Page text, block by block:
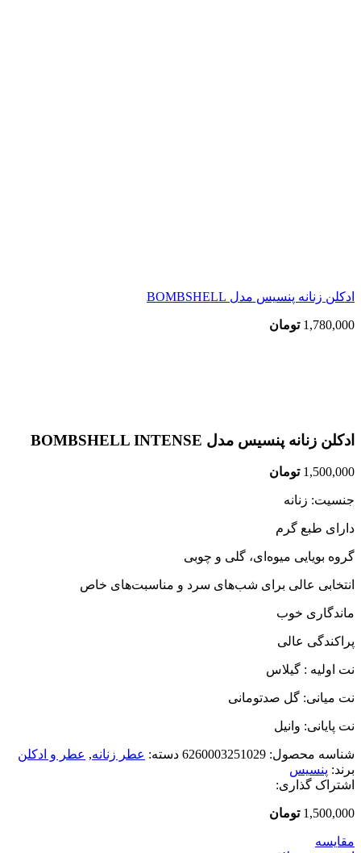
ادکلن زنانه پنسیس مدل BOMBSHELL
1,780,000 تومان
ادکلن زنانه پنسیس مدل BOMBSHELL INTENSE
1,500,000 تومان
جنسیت: زنانه
دارای طبع گرم
گروه بویایی میوه‌ای، گلی و چوبی
انتخابی عالی برای شب‌های سرد و مناسبت‌های خاص
ماندگاری خوب
پراکندگی عالی
نت اولیه : گیلاس
نت میانی: گل صدتومانی
نت پایانی: وانیل
شناسه محصول: 6260003251029 دسته: عطر زنانه, عطر و ادکلن
برند: پنسیس
اشتراک گذاری:
1,500,000 تومان
مقایسه